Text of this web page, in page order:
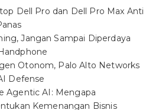
Dell Pro dan Dell Pro Max Anti
Jangan Sampai Diperdaya
Otonom, Palo Alto Networks
Defense
Agentic AI: Mengapa
Kemenangan Bisnis